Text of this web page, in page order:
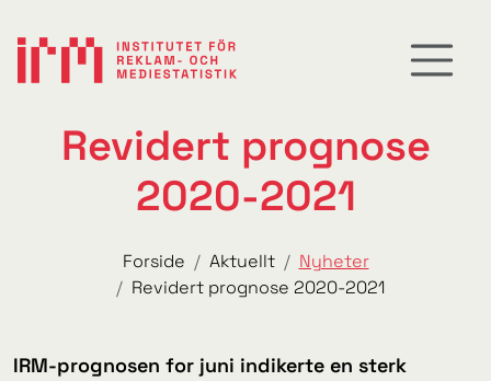
Revidert prognose
2020-2021
Forside Aktuellt
Nyheter
Revidert prognose 2020-2021
IRM-prognosen for juni indikerte en sterk